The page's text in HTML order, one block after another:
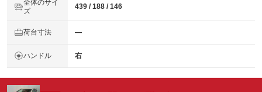
全体のサイ
ズ
439 / 188 / 146
荷台寸法 ―
ハンドル 右